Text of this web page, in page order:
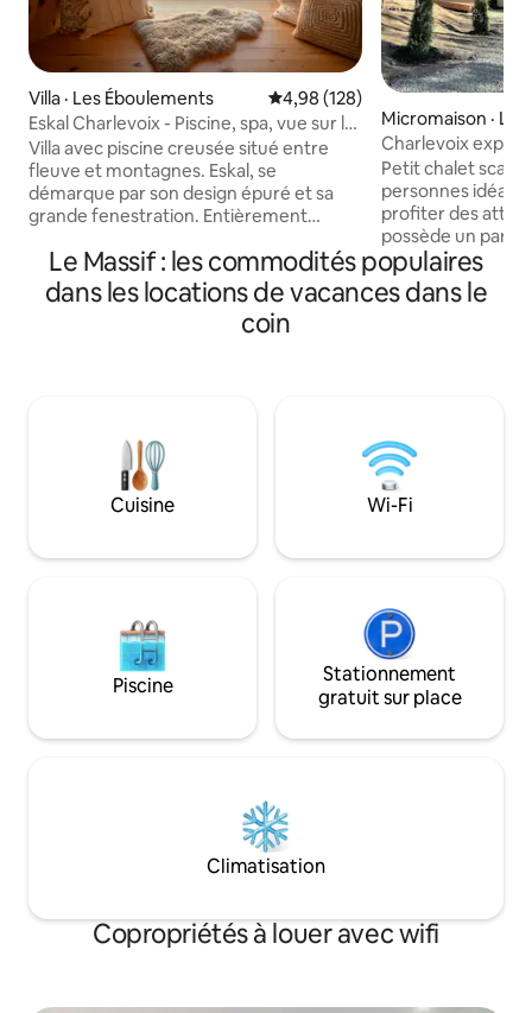
Villa · Les Éboulements Note moyenne de 4,98 sur 5,
4,98 (128)
Eskal Charlevoix - Piscine, spa, vue sur le
Fleuve
Villa avec piscine creusée situé entre
fleuve et montagnes. Eskal, se
démarque par son design épuré et sa
grande fenestration. Entièrement
foyers, 3 chambres spacieuses avec salle
de bain privée, 1 salle de jeux et sans
oublier 1 piscine creusée chauffée avec
vue sur le Fleuve St-Laurent ! Vous serez
et 4 enfants.
Micromaison ·
nts
Charlevoix
pleine nature !
Petit chalet
personnes
profiter des
possède un
spa, hammam)
des bois, la vue
majestueux et les
douche
chemin privé à
Le Massif : les commodités populaires
dans les locations de vacances dans le
coin
Cuisine Wi-Fi
Piscine
Stationnement
gratuit sur place
Climatisation
Copropriétés à louer avec wifi